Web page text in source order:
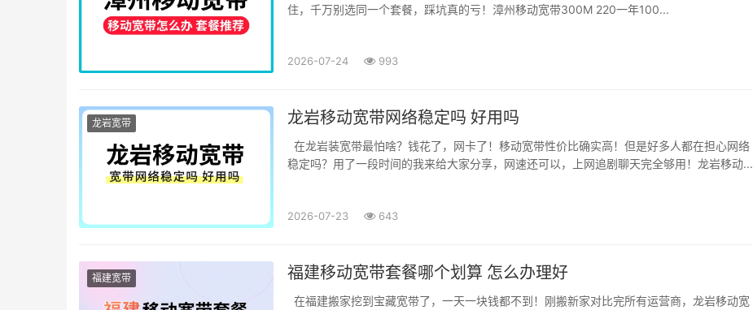
住，千万别选同一个套餐，踩坑真的亏！漳州移动宽带300M 220一年100...
2026-07-24 993
龙岩宽带 龙岩移动宽带网络稳定吗 好用吗
在龙岩装宽带最怕啥？钱花了，网卡了！移动宽带性价比确实高！但是好多人都在担心网络
稳定吗？用了一段时间的我来给大家分享，网速还可以，上网追剧聊天完全够用！龙岩移动...
2026-07-23 643
福建宽带 福建移动宽带套餐哪个划算 怎么办理好
在福建搬家挖到宝藏宽带了，一天一块钱都不到！刚搬新家对比完所有运营商，龙岩移动宽